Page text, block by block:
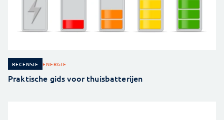
RECENSIE ENERGIE
Praktische gids voor thuisbatterijen